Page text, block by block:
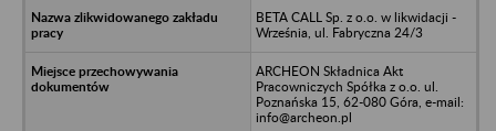
BETA CALL Sp. z o.o. w likwidacji -
Września, ul. Fabryczna 24/3
ARCHEON Składnica Akt
Pracowniczych Spółka z o.o. ul.
Poznańska 15, 62-080 Góra, e-mail:
info@archeon.pl